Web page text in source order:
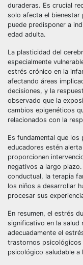
duraderas. Es crucial
solo afecta el bienestar
puede predisponer a
edad adulta.
La plasticidad del
especialmente
estrés crónico en la
afectando áreas
decisiones, y la
observado que la
cambios epigenéticos
relacionados con la
Es fundamental que
educadores estén
proporcionen
negativos a largo
conductual, la terapia
los niños a desarrollar
procesar sus
En resumen, el estrés
significativo en la salud
adecuadamente el
trastornos psicológicos
psicológico saludable a